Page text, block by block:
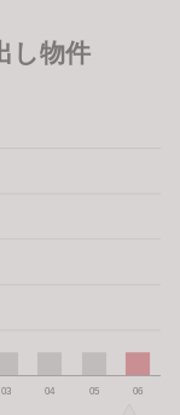
し物件